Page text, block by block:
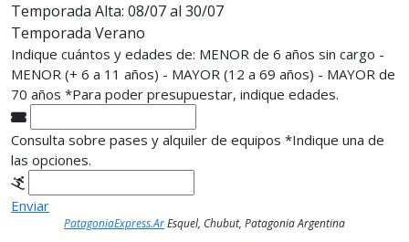
Temporada Alta: 08/07 al 30/07
Temporada Verano
Indique cuántos y edades de: MENOR de 6 años sin cargo -
MENOR (+ 6 a 11 años) - MAYOR (12 a 69 años) - MAYOR de
70 años *Para poder presupuestar, indique edades.
Consulta sobre pases y alquiler de equipos *Indique una de
las opciones.
Enviar
PatagoniaExpress.ArEsquel, Chubut, Patagonia Argentina